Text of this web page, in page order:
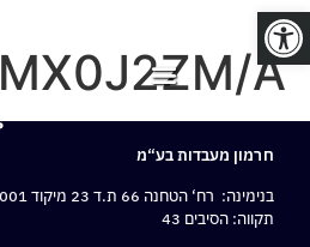
פתח סרגל נגישות
MX0J2ZM/A
חרמון מעבדות בע“מ
בנימינה: רח‘ הטחנה 66 ת.ד 23 מיקוד 3055001,
תקווה: הסיבים 43